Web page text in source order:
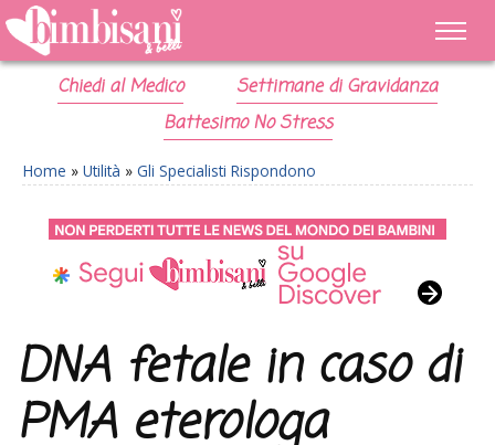
Chiedi al Medico
Settimane di Gravidanza
Battesimo No Stress
Home » Utilità » Gli Specialisti Rispondono
DNA fetale in caso di
PMA eterologa